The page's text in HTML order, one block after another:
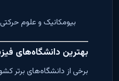
بیومکانیک و علوم حرکتی
بهترین دانشگاه‌های
برخی از دانشگاه‌های برتر